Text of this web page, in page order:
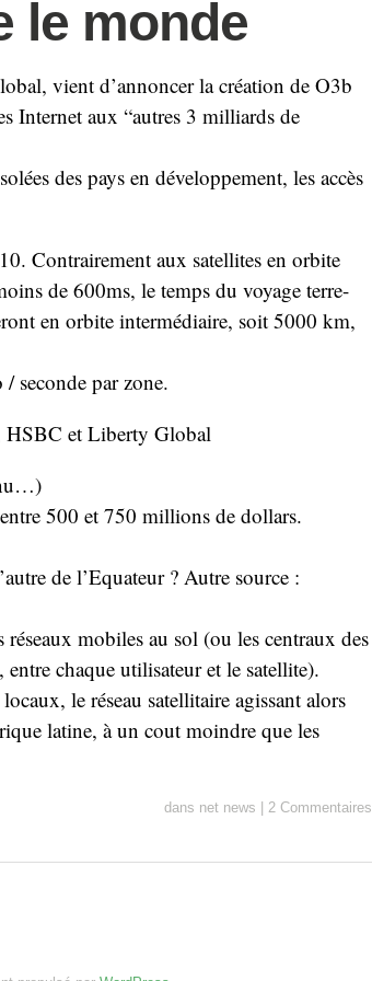
le monde
vient d’annoncer la création de O3b
Internet aux “autres 3 milliards de
des pays en développement, les accès
Contrairement aux satellites en orbite
de 600ms, le temps du voyage terre-
en orbite intermédiaire, soit 5000 km,
seconde par zone.
HSBC et Liberty Global
500 et 750 millions de dollars.
de l’Equateur ? Autre source :
mobiles au sol (ou les centraux des
chaque utilisateur et le satellite).
le réseau satellitaire agissant alors
latine, à un cout moindre que les
dans net news 2 Commentaires